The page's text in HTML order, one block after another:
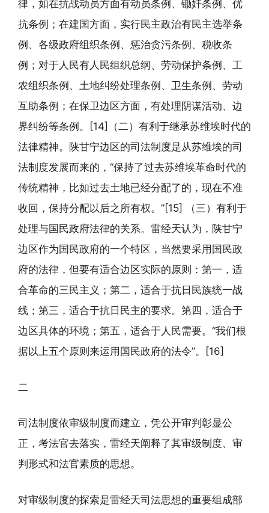
律，如在抗战动员方面有动员条例、锄奸条例、优
抗条例；在建国方面，实行民主政治有民主选举条
例、各级政府组织条例、惩治贪污条例、税收条
例；对于人民有人民组织总纲、劳动保护条例、工
农组织条例、土地纠纷处理条例、卫生条例、劳动
互助条例；在保卫边区方面，有处理阴谋活动、边
界纠纷等条例。[14]（二）有利于继承苏维埃时代的
法律精神。陕甘宁边区的司法制度是从苏维埃的司
法制度发展而来的，“保持了过去苏维埃革命时代的
传统精神，比如过去土地已经分配了的，现在不准
收回，保持分配以后之所有权。”[15] （三）有利于
处理与国民政府法律的关系。雷经天认为，陕甘宁
边区作为国民政府的一个特区，当然要采用国民政
府的法律，但要有适合边区实际的原则：第一，适
合革命的三民主义；第二，适合于抗日民族统一战
线；第三，适合于抗日民主的要求。第四，适合于
边区具体的环境；第五，适合于人民需要。“我们根
据以上五个原则来运用国民政府的法令”。[16]
二
司法制度依审级制度而建立，凭公开审判彰显公
正，考法官去落实，雷经天阐释了其审级制度、审
判形式和法官素质的思想。
对审级制度的探索是雷经天司法思想的重要组成部